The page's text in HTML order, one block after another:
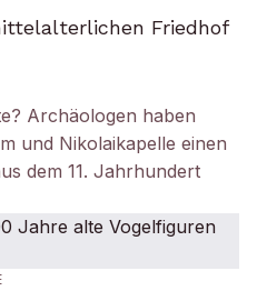
Friedhof
Archäologen haben
und Nikolaikapelle einen
dem 11. Jahrhundert